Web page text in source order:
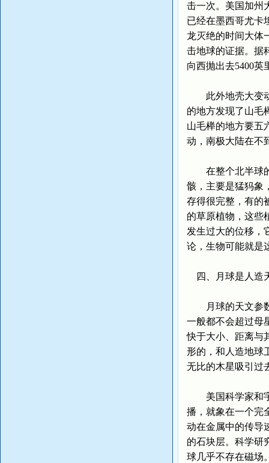
击一次。美国加州
已经在墨西哥尤卡
龙灭绝的时间大体
击地球的证据。据
向西抛出去5400
此外地壳大变动
的地方发现了山毛
山毛榉的地方要五
动，南极大陆在不
在整个北半球的
骸，主要是猛犸象
存得很完整，有的
的草原植物，这些
发生过大的位移，
论，生物可能就是
四、月球是人造
月球的天文参数
一般都不会超过母
快于大小、距离与
形的，和人造地球
无比的木星吸引过
美国科学家和宇
播，就象在一个完
动在金属中的传导
的石块层。科学研
球几乎不存在磁场